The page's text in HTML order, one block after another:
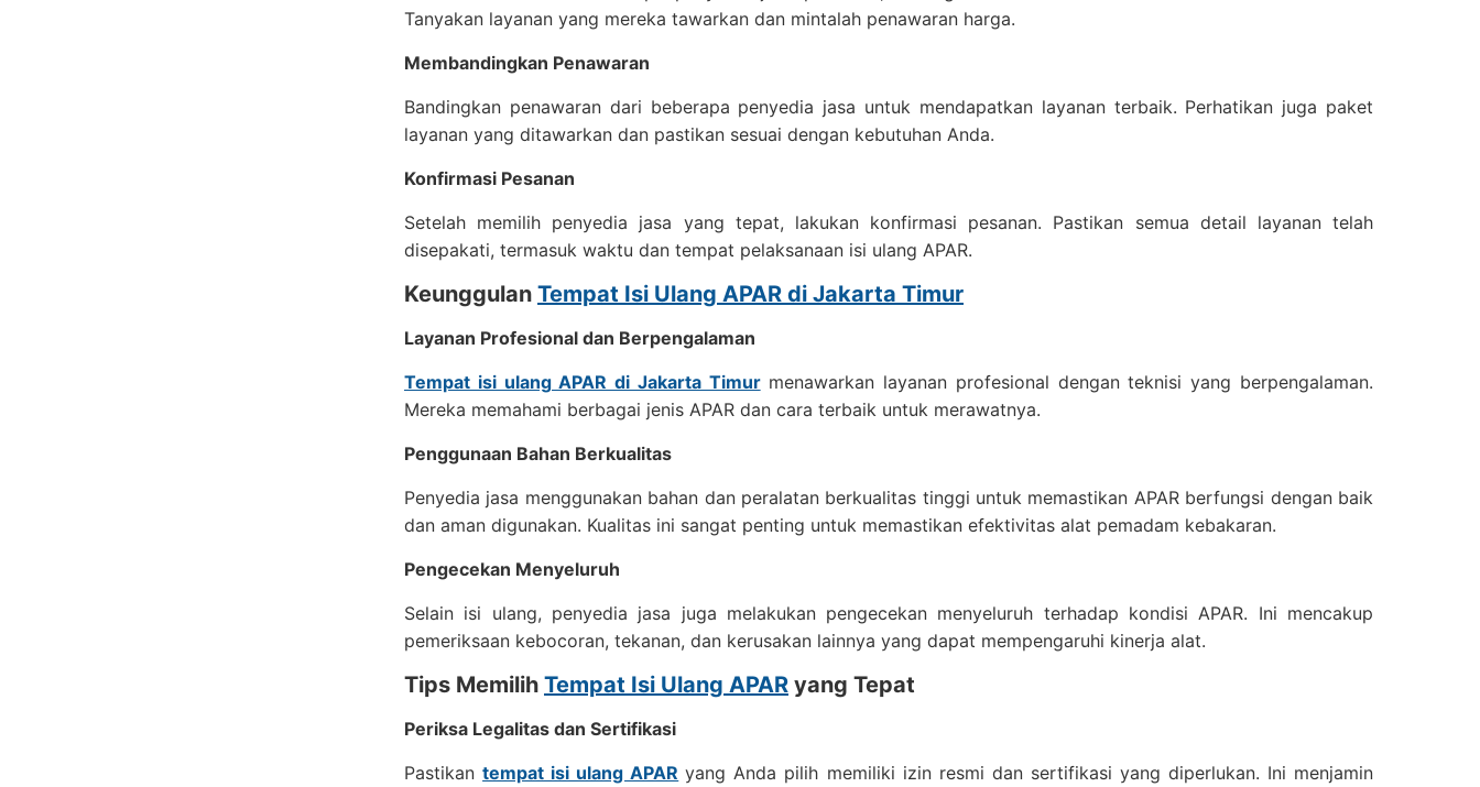
Tanyakan layanan yang mereka tawarkan dan mintalah penawaran harga.
Membandingkan Penawaran
Bandingkan penawaran dari beberapa penyedia jasa untuk mendapatkan layanan terbaik. Perhatikan juga paket
layanan yang ditawarkan dan pastikan sesuai dengan kebutuhan Anda.
Konfirmasi Pesanan
Setelah memilih penyedia jasa yang tepat, lakukan konfirmasi pesanan. Pastikan semua detail layanan telah
disepakati, termasuk waktu dan tempat pelaksanaan isi ulang APAR.
Keunggulan Tempat Isi Ulang APAR di Jakarta Timur
Layanan Profesional dan Berpengalaman
Tempat isi ulang APAR di Jakarta Timurmenawarkan layanan profesional dengan teknisi yang berpengalaman.
Mereka memahami berbagai jenis APAR dan cara terbaik untuk merawatnya.
Penggunaan Bahan Berkualitas
Penyedia jasa menggunakan bahan dan peralatan berkualitas tinggi untuk memastikan APAR berfungsi dengan baik
dan aman digunakan. Kualitas ini sangat penting untuk memastikan efektivitas alat pemadam kebakaran.
Pengecekan Menyeluruh
Selain isi ulang, penyedia jasa juga melakukan pengecekan menyeluruh terhadap kondisi APAR. Ini mencakup
pemeriksaan kebocoran, tekanan, dan kerusakan lainnya yang dapat mempengaruhi kinerja alat.
Tips Memilih Tempat Isi Ulang APAR yang Tepat
Periksa Legalitas dan Sertifikasi
Pastikantempat isi ulang APAR yang Anda pilih memiliki izin resmi dan sertifikasi yang diperlukan. Ini menjamin